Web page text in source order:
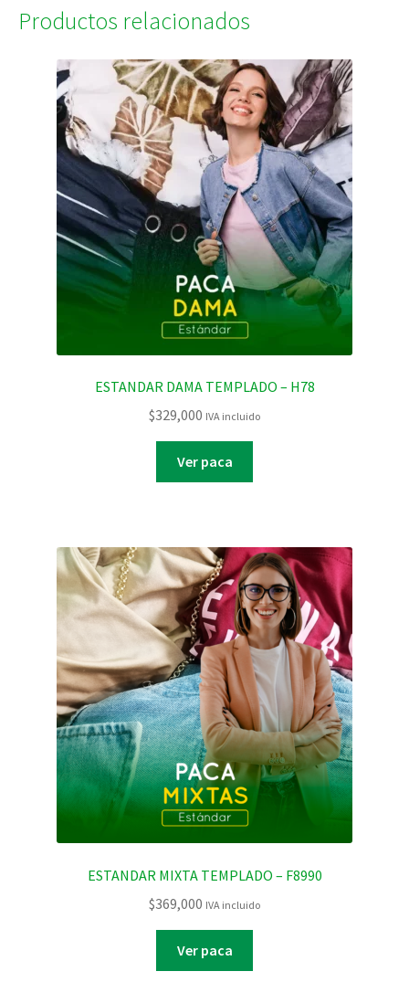
Productos relacionados
ESTANDAR DAMA TEMPLADO – H78
$329,000 IVA incluido
Ver paca
ESTANDAR MIXTA TEMPLADO – F8990
$369,000 IVA incluido
Ver paca